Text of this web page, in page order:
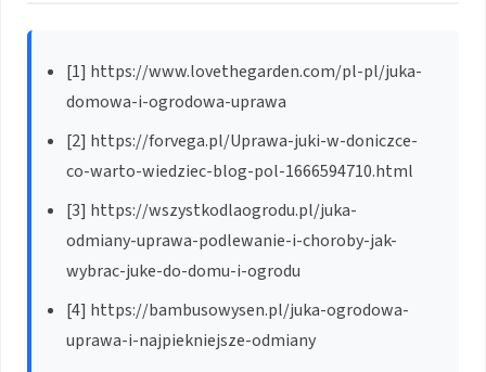
[1] https://www.lovethegarden.com/pl-pl/juka-
domowa-i-ogrodowa-uprawa
[2] https://forvega.pl/Uprawa-juki-w-doniczce-
co-warto-wiedziec-blog-pol-1666594710.html
[3] https://wszystkodlaogrodu.pl/juka-
odmiany-uprawa-podlewanie-i-choroby-jak-
wybrac-juke-do-domu-i-ogrodu
[4] https://bambusowysen.pl/juka-ogrodowa-
uprawa-i-najpiekniejsze-odmiany